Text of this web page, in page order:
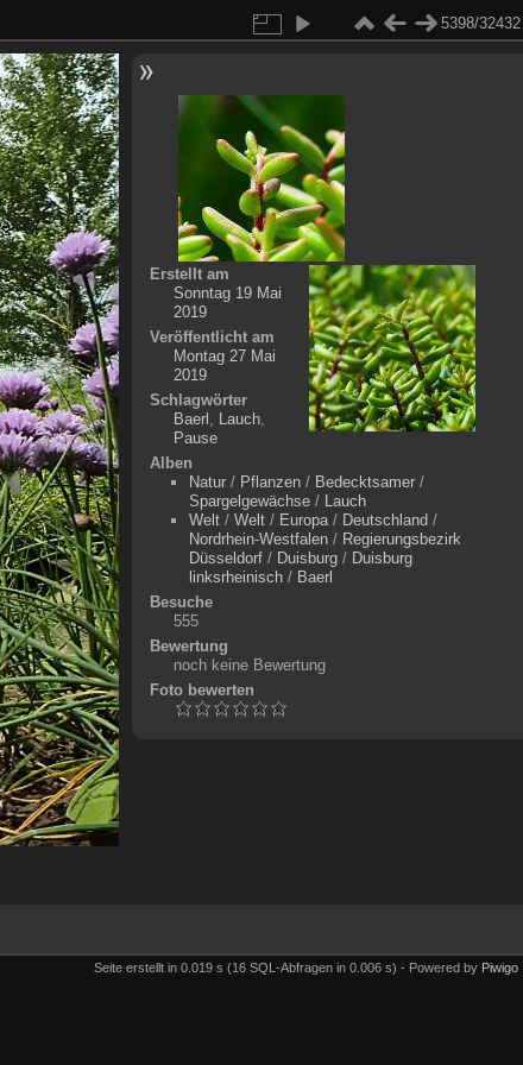
5398/32432
Erstellt am
Sonntag 19 Mai
2019
Veröffentlicht am
Montag 27 Mai
2019
Schlagwörter
Baerl , Lauch,
Pause
Alben
Natur/ Pflanzen/ Bedecktsamer/
Spargelgewächse/ Lauch
Welt/ Welt/ Europa/ Deutschland /
Nordrhein-Westfalen/ Regierungsbezirk
Düsseldorf/ Duisburg/ Duisburg
linksrheinisch/ Baerl
Besuche
555
Bewertung
noch keine Bewertung
Foto bewerten
Seite erstellt in 0.019 s (16 SQL-Abfragen in 0.006 s) - Powered by Piwigo